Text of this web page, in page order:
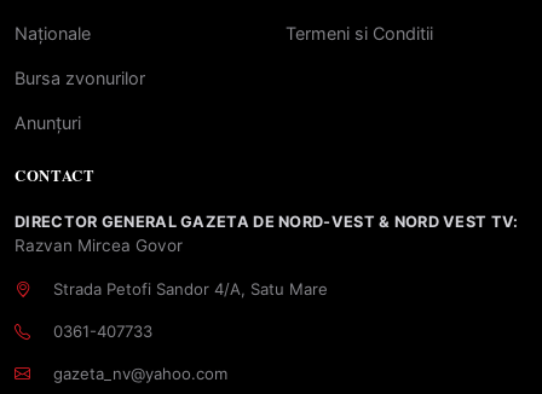
Naționale
Bursa zvonurilor
Anunțuri
Termeni si Conditii
CONTACT
DIRECTOR GENERAL GAZETA DE NORD-VEST & NORD VEST TV:
Razvan Mircea Govor
Strada Petofi Sandor 4/A, Satu Mare
0361-407733
gazeta_nv@yahoo.com